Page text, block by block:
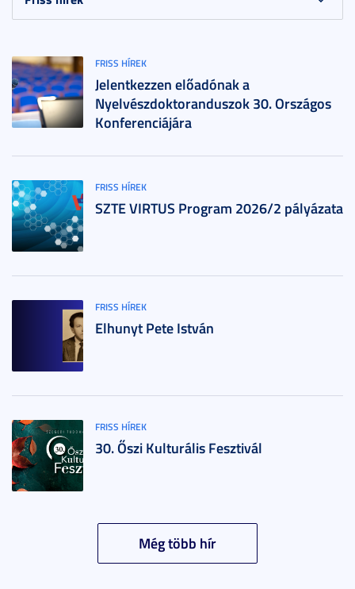
FRISS HÍREK
Jelentkezzen előadónak a
Nyelvészdoktoranduszok 30. Országos
Konferenciájára
FRISS HÍREK
SZTE VIRTUS Program 2026/2 pályázata
FRISS HÍREK
Elhunyt Pete István
FRISS HÍREK
30. Őszi Kulturális Fesztivál
Még több hír